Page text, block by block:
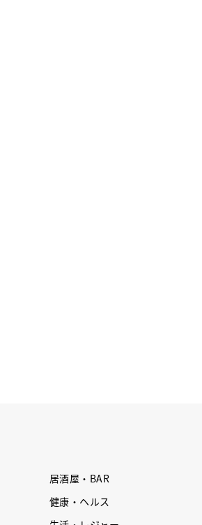
居酒屋・BAR
健康・ヘルス